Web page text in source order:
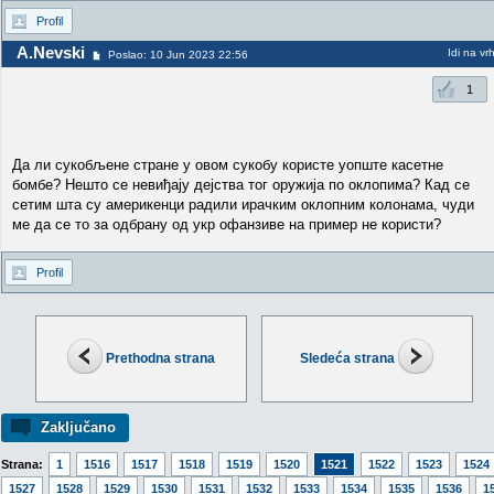
Prethodna strana Sledeća strana
Zaključano
Strana: 1 1516 1517 1518 1519 1520 1521 1522 1523
1524
1527
1528 1529 1530 1531 1532 1533 1534 1535 1536
Profil
A.Nevski Poslao: 10 Jun 2023 22:56 Idi na vrh
1
Да ли сукобљене стране у овом сукобу користе уопште касетне
бомбе? Нешто се невиђају дејства тог оружија по оклопима? Кад се
сетим шта су америкенци радили ирачким оклопним колонама, чуди
ме да се то за одбрану од укр офанзиве на пример не користи?
Profil